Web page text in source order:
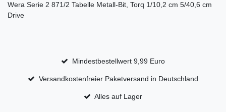
Wera Serie 2 871/2 Tabelle Metall-Bit, Torq 1/10,2 cm 5/40,6 cm
Drive
Mindestbestellwert 9,99 Euro
Versandkostenfreier Paketversand in Deutschland
Alles auf Lager